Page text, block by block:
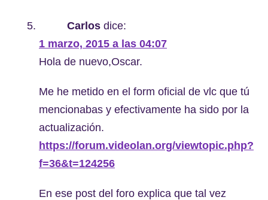
Carlos dice:
1 marzo, 2015 a las 04:07
Hola de nuevo,Oscar.
Me he metido en el form oficial de vlc que tú
mencionabas y efectivamente ha sido por la
actualización.
https://forum.videolan.org/viewtopic.php?
f=36&t=124256
En ese post del foro explica que tal vez